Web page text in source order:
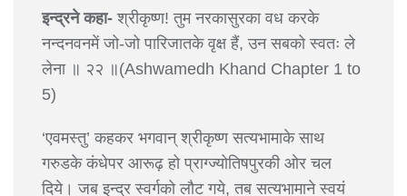
इन्द्रने कहा- श्रीकृष्ण! तुम नरकासुरका वध करके
नन्दनवनमें जो-जो पारिजातके वृक्ष हैं, उन सबको स्वतः ले
लेना ॥ २२ ॥(Ashwamedh Khand Chapter 1 to
5)
‘एवमस्तु’ कहकर भगवान् श्रीकृष्ण सत्यभामाके साथ
गरुडके कंधेपर आरूढ़ हो प्राग्ज्योतिषपुरकी ओर चल
दिये। जब इन्द्र स्वर्गको लौट गये, तब सत्यभामाने स्वयं